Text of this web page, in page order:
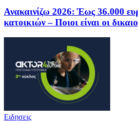
Ανακαινίζω 2026: Έως 36.000
κατοικιών – Ποιοι είναι οι
Ειδησεις